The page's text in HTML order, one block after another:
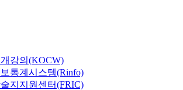
강의(KOCW)
통계시스템(Rinfo)
지지원센터(FRIC)